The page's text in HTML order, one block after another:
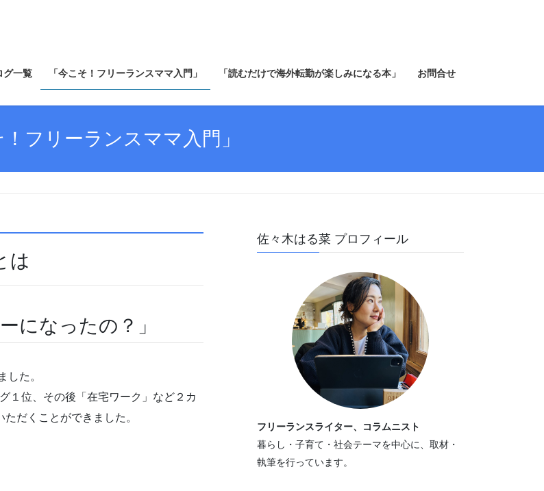
グ一覧 「今こそ！フリーランスママ入門」 「読むだけで海外転勤が楽しみになる本」 お問合せ
！フリーランスママ入門」
は
になったの？」
した。
１位、その後「在宅ワーク」など２カ
ただくことができました。
佐々木はる菜 プロフィール
フリーランスライター、コラムニスト
暮らし・子育て・社会テーマを中心に、取材・
執筆を行っています。